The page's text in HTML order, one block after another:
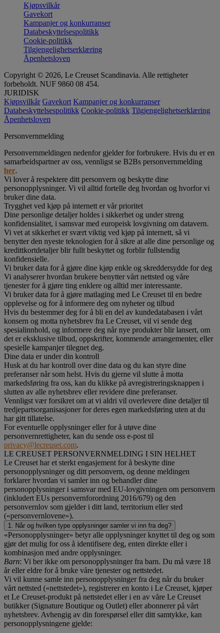
Kjøpsvilkår
Gavekort
Kampanjer og konkurranser
Databeskyttelsespolitikk
Cookie-politikk
Tilgjengelighetserklæring
Åpenhetsloven
Copyright © 2026, Le Creuset Scandinavia. Alle rettigheter
forbeholdt. NUF 9860 08 454.
JURIDISK
Kjøpsvilkår Gavekort Kampanjer og konkurranser
Databeskyttelsespolitikk Cookie-politikk Tilgjengelighetserklæring
Åpenhetsloven
Personvernmelding
Personvernmeldingen nedenfor gjelder for forbrukere. Hvis du er en
samarbeidspartner av oss, vennligst se B2Bs personvernmelding
her.
Vi lover å respektere ditt personvern og beskytte dine
personopplysninger. Vi vil alltid fortelle deg hvordan og hvorfor vi
bruker dine data.
Trygghet ved kjøp på internett er vår prioritet
Dine personlige detaljer holdes i sikkerhet og under streng
konfidensialitet, i samsvar med europeisk lovgivning om datavern.
Vi vet at sikkerhet er svært viktig ved kjøp på internett, så vi
benytter den nyeste teknologien for å sikre at alle dine personlige og
kredittkortdetaljer blir fullt beskyttet og forblir fullstendig
konfidensielle.
Vi bruker data for å gjøre dine kjøp enkle og skreddersydde for deg
Vi analyserer hvordan brukere benytter vårt nettsted og våre
tjenester for å gjøre ting enklere og alltid mer interessante.
Vi bruker data for å gjøre matlaging med Le Creuset til en bedre
opplevelse og for å informere deg om nyheter og tilbud
Hvis du bestemmer deg for å bli en del av kundedatabasen i vårt
konsern og motta nyhetsbrev fra Le Creuset, vil vi sende deg
spesialinnhold, og informere deg når nye produkter blir lansert, om
det er eksklusive tilbud, oppskrifter, kommende arrangementer, eller
spesielle kampanjer tilegnet deg.
Dine data er under din kontroll
Husk at du har kontroll over dine data og du kan styre dine
preferanser når som helst. Hvis du gjerne vil slutte å motta
markedsføring fra oss, kan du klikke på avregistreringsknappen i
slutten av alle nyhetsbrev eller revidere dine preferanser.
Vennligst vær forsikret om at vi aldri vil overlevere dine detaljer til
tredjepartsorganisasjoner for deres egen markedsføring uten at du
har gitt tillatelse.
For eventuelle opplysninger eller for å utøve dine
personvernrettigheter, kan du sende oss e-post til
privacy@lecreuset.com.
LE CREUSET PERSONVERNMELDING I SIN HELHET
Le Creuset har et sterkt engasjement for å beskytte dine
personopplysninger og ditt personvern, og denne meldingen
forklarer hvordan vi samler inn og behandler dine
personopplysninger i samsvar med EU-lovgivningen om personvern
(inkludert EUs personvernforordning 2016/679) og den
personvernlov som gjelder i ditt land, territorium eller sted
(«personvernlovene»).
1. Når og hvilken type opplysninger samler vi inn fra deg?
«Personopplysninger» betyr alle opplysninger knyttet til deg og som
gjør det mulig for oss å identifisere deg, enten direkte eller i
kombinasjon med andre opplysninger.
Barn: Vi ber ikke om personopplysninger fra barn. Du må være 18
år eller eldre for å bruke våre tjenester og nettstedet.
Vi vil kunne samle inn personopplysninger fra deg når du bruker
vårt nettsted («nettstedet»), registrerer en konto i Le Creuset, kjøper
et Le Creuset-produkt på nettstedet eller i en av våre Le Creuset
butikker (Signature Boutique og Outlet) eller abonnerer på vårt
nyhetsbrev. Avhengig av din forespørsel eller ditt samtykke, kan
personopplysningene gjelde: